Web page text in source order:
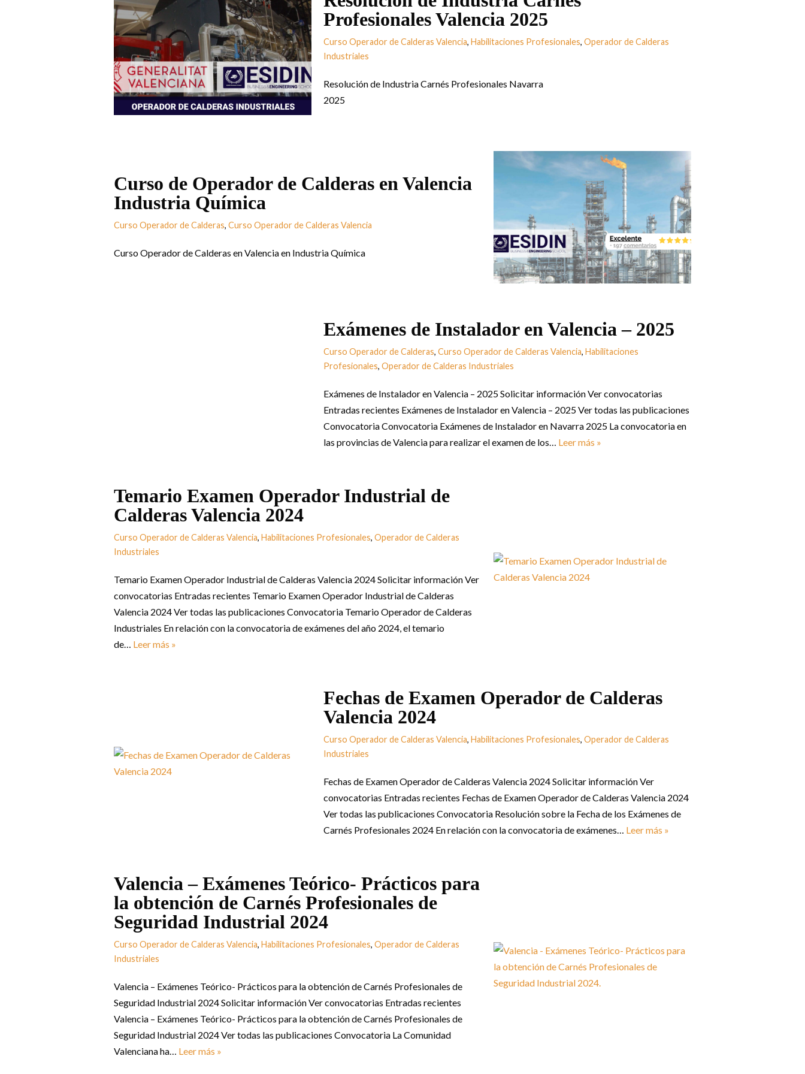
Profesionales Valencia 2025
Curso Operador de Calderas Valencia,Habilitaciones Profesionales,Operador de Calderas
Industriales
Resolución de Industria Carnés Profesionales Navarra
2025
Curso de Operador de Calderas en Valencia
Industria Química
Curso Operador de Calderas, Curso Operador de Calderas Valencia
Curso Operador de Calderas en Valencia en Industria Química
Exámenes de Instalador en Valencia – 2025
Curso Operador de Calderas,Curso Operador de Calderas Valencia,Habilitaciones
Profesionales,Operador de Calderas Industriales
Exámenes de Instalador en Valencia – 2025 Solicitar información Ver convocatorias
Entradas recientes Exámenes de Instalador en Valencia – 2025 Ver todas las publicaciones
Convocatoria Convocatoria Exámenes de Instalador en Navarra 2025 La convocatoria en
las provincias de Valencia para realizar el examen de los… Leer más »
Temario Examen Operador Industrial de
Calderas Valencia 2024
Curso Operador de Calderas Valencia, Habilitaciones Profesionales, Operador de Calderas
Industriales
Temario Examen Operador Industrial de Calderas Valencia 2024 Solicitar información Ver
convocatorias Entradas recientes Temario Examen Operador Industrial de Calderas
Valencia 2024 Ver todas las publicaciones Convocatoria Temario Operador de Calderas
Industriales En relación con la convocatoria de exámenes del año 2024, el temario
de… Leer más »
Fechas de Examen Operador de Calderas
Valencia 2024
Curso Operador de Calderas Valencia,Habilitaciones Profesionales,Operador de Calderas
Industriales
Fechas de Examen Operador de Calderas Valencia 2024 Solicitar información Ver
convocatorias Entradas recientes Fechas de Examen Operador de Calderas Valencia 2024
Ver todas las publicaciones Convocatoria Resolución sobre la Fecha de los Exámenes de
Carnés Profesionales 2024 En relación con la convocatoria de exámenes… Leer más »
Valencia – Exámenes Teórico- Prácticos para
la obtención de Carnés Profesionales de
Seguridad Industrial 2024
Curso Operador de Calderas Valencia, Habilitaciones Profesionales, Operador de Calderas
Industriales
Valencia – Exámenes Teórico- Prácticos para la obtención de Carnés Profesionales de
Seguridad Industrial 2024 Solicitar información Ver convocatorias Entradas recientes
Valencia – Exámenes Teórico- Prácticos para la obtención de Carnés Profesionales de
Seguridad Industrial 2024 Ver todas las publicaciones Convocatoria La Comunidad
Valenciana ha… Leer más »